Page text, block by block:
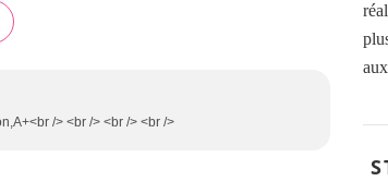
/> <br /> <br /> <br />